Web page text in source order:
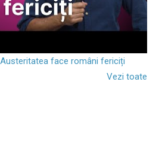
face români fericiți
Vezi toate